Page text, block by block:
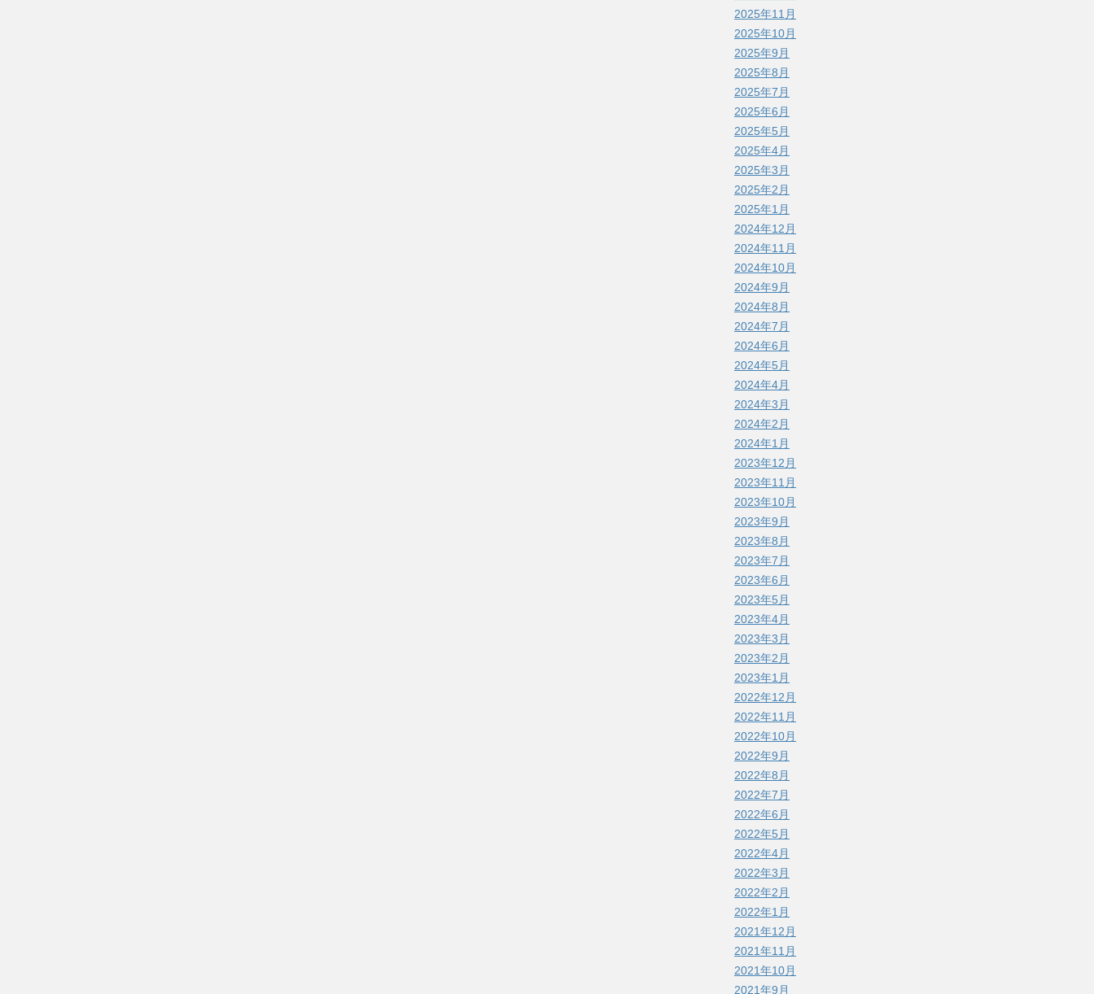
2025年11月
2025年10月
2025年9月
2025年8月
2025年7月
2025年6月
2025年5月
2025年4月
2025年3月
2025年2月
2025年1月
2024年12月
2024年11月
2024年10月
2024年9月
2024年8月
2024年7月
2024年6月
2024年5月
2024年4月
2024年3月
2024年2月
2024年1月
2023年12月
2023年11月
2023年10月
2023年9月
2023年8月
2023年7月
2023年6月
2023年5月
2023年4月
2023年3月
2023年2月
2023年1月
2022年12月
2022年11月
2022年10月
2022年9月
2022年8月
2022年7月
2022年6月
2022年5月
2022年4月
2022年3月
2022年2月
2022年1月
2021年12月
2021年11月
2021年10月
2021年9月